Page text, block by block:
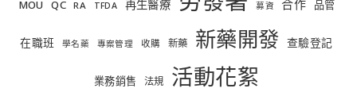
MOU QC RA TFDA 再生醫療 募資 合作 品管
在職班 學名藥 專案管理 收購 新藥 新藥開發 查驗登記
業務銷售 法規 活動花絮